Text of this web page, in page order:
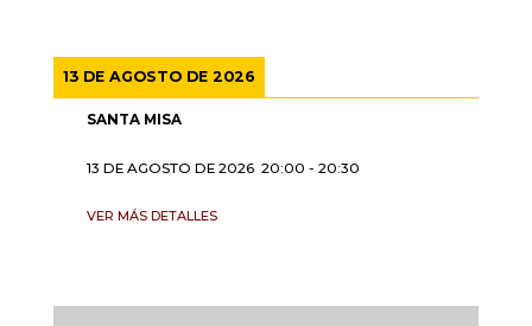
13 DE AGOSTO DE 2026
SANTA MISA
13 DE AGOSTO DE 2026 20:00 - 20:30
VER MÁS DETALLES